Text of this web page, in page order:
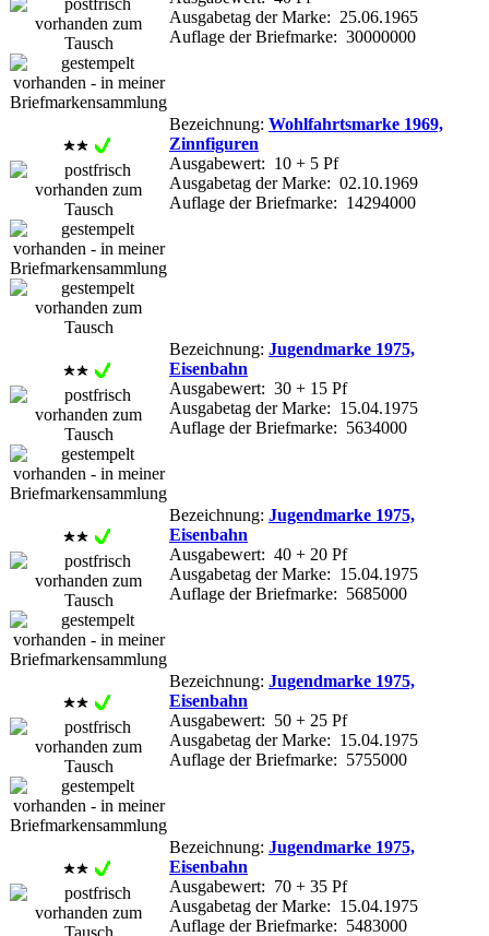
Ausgabetag der Marke: 25.06.1965
Auflage der Briefmarke: 30000000
Bezeichnung: Wohlfahrtsmarke 1969,
Zinnfiguren
Ausgabewert: 10 + 5 Pf
Ausgabetag der Marke: 02.10.1969
Auflage der Briefmarke: 14294000
Bezeichnung: Jugendmarke 1975,
Eisenbahn
Ausgabewert: 30 + 15 Pf
Ausgabetag der Marke: 15.04.1975
Auflage der Briefmarke: 5634000
Bezeichnung: Jugendmarke 1975,
Eisenbahn
Ausgabewert: 40 + 20 Pf
Ausgabetag der Marke: 15.04.1975
Auflage der Briefmarke: 5685000
Bezeichnung: Jugendmarke 1975,
Eisenbahn
Ausgabewert: 50 + 25 Pf
Ausgabetag der Marke: 15.04.1975
Auflage der Briefmarke: 5755000
Bezeichnung: Jugendmarke 1975,
Eisenbahn
Ausgabewert: 70 + 35 Pf
Ausgabetag der Marke: 15.04.1975
Auflage der Briefmarke: 5483000